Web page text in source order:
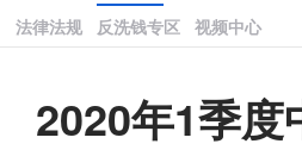
法律法规
反洗钱专区 视频中心
2020年1季度